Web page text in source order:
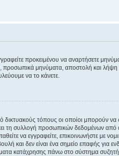
προκειμένου να αναρτήσετε
προσωπικά μηνύματα, αποστολή και
να το κάνετε.
τόπους οι οποίοι μπορούν
τη συλλογή προσωπικών δεδομένων από
να εγγραφείτε, επικοινωνήστε με
και δεν είναι ένα σημείο επαφής για
κατάχρησης πάνω στο σύστημα